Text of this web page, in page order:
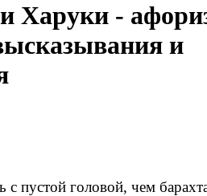
Харуки -
и
пустой головой, чем